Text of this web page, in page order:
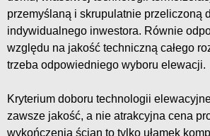
przemyślaną i skrupulatnie przeliczoną
indywidualnego inwestora. Równie
względu na jakość techniczną całego
trzeba odpowiedniego wyboru elewacji.
Kryterium doboru technologii
zawsze jakość, a nie atrakcyjna cena
wykończenia ścian to tylko ułamek